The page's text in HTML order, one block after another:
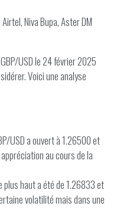
Niva Bupa, Aster DM
USD le 24 février 2025
Voici une analyse
USD a ouvert à 1.26500 et
au cours de la
haut a été de 1.26833 et
volatilité mais dans une